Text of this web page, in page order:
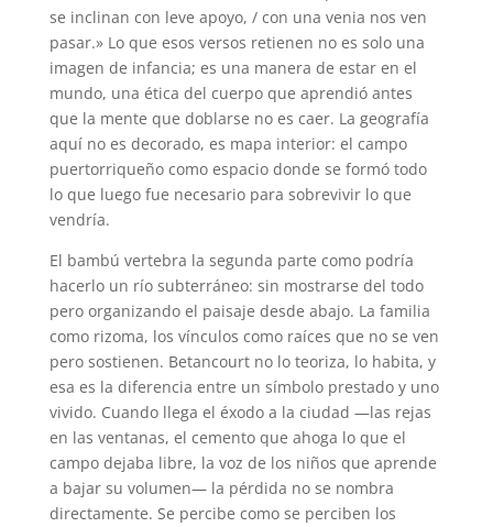
se inclinan con leve apoyo, / con una venia nos ven
pasar.» Lo que esos versos retienen no es solo una
imagen de infancia; es una manera de estar en el
mundo, una ética del cuerpo que aprendió antes
que la mente que doblarse no es caer. La geografía
aquí no es decorado, es mapa interior: el campo
puertorriqueño como espacio donde se formó todo
lo que luego fue necesario para sobrevivir lo que
vendría.
El bambú vertebra la segunda parte como podría
hacerlo un río subterráneo: sin mostrarse del todo
pero organizando el paisaje desde abajo. La familia
como rizoma, los vínculos como raíces que no se ven
pero sostienen. Betancourt no lo teoriza, lo habita, y
esa es la diferencia entre un símbolo prestado y uno
vivido. Cuando llega el éxodo a la ciudad —las rejas
en las ventanas, el cemento que ahoga lo que el
campo dejaba libre, la voz de los niños que aprende
a bajar su volumen— la pérdida no se nombra
directamente. Se percibe como se perciben los